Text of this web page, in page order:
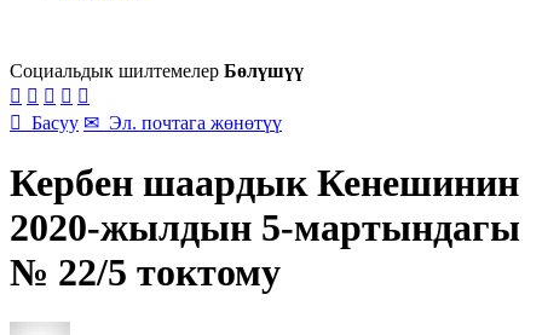
Социальдык шилтемелер Бөлүшүү
    
 Басуу ✉ Эл. почтага жөнөтүү
Кербен шаардык Кенешинин
2020-жылдын 5-мартындагы
№ 22/5 токтому